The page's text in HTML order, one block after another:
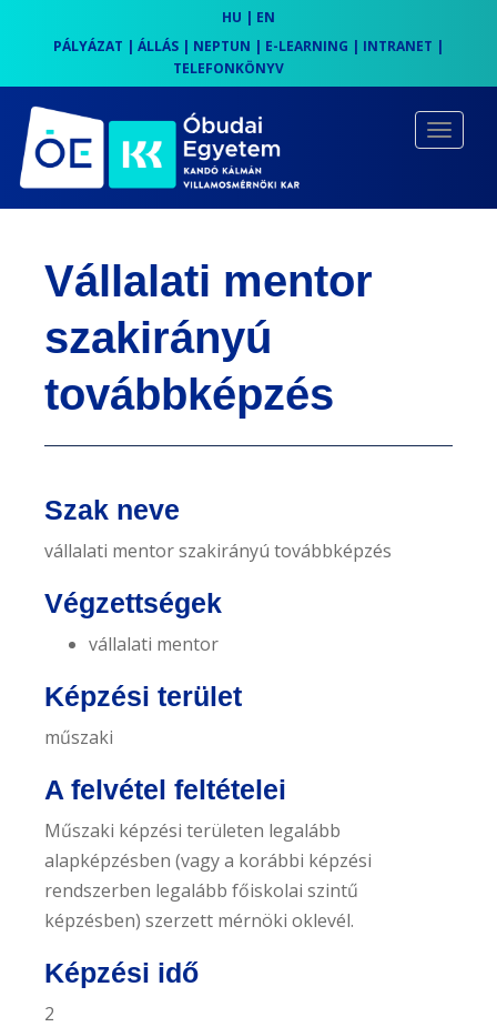
HU | EN
PÁLYÁZAT | ÁLLÁS | NEPTUN | E-LEARNING | INTRANET |
TELEFONKÖNYV
Vállalati mentor
szakirányú
továbbképzés
Szak neve
vállalati mentor szakirányú továbbképzés
Végzettségek
vállalati mentor
Képzési terület
műszaki
A felvétel feltételei
Műszaki képzési területen legalább
alapképzésben (vagy a korábbi képzési
rendszerben legalább főiskolai szintű
képzésben) szerzett mérnöki oklevél.
Képzési idő
2